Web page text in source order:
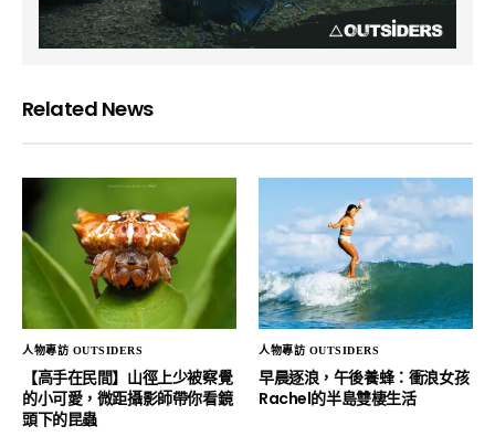
Related News
人物專訪 OUTSIDERS
【高手在民間】山徑上少被察覺
的小可愛，微距攝影師帶你看鏡
頭下的昆蟲
人物專訪 OUTSIDERS
早晨逐浪，午後養蜂：衝浪女孩
Rachel的半島雙棲生活